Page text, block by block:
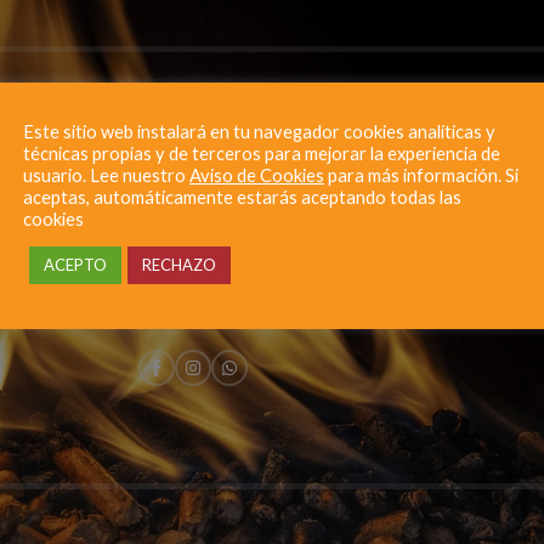
A NUESTRO
NEWSLETTER
y promociones directamente en tu buzón de correo
Este sitio web instalará en tu navegador cookies analíticas y
técnicas propias y de terceros para mejorar la experiencia de
usuario. Lee nuestro Aviso de Cookies para más información. Si
aceptas, automáticamente estarás aceptando todas las
cookies
ACEPTO RECHAZO